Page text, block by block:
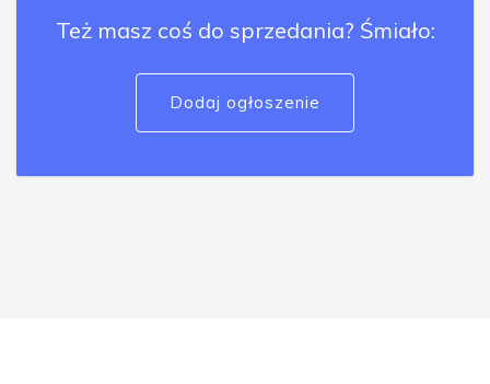
Też masz coś do sprzedania? Śmiało:
Dodaj ogłoszenie